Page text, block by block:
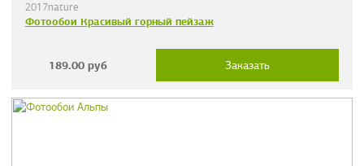
2017nature
Фотообои Красивый горный пейзаж
189.00 руб Заказать